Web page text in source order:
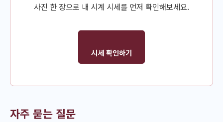
사진 한 장으로 내 시계 시세를 먼저 확인해보세요.
시세 확인하기
자주 묻는 질문